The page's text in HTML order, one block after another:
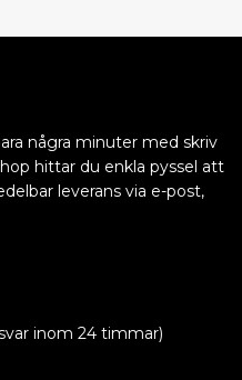
några minuter med skriv
hittar du enkla pyssel att
leverans via e-post,
inom 24 timmar)